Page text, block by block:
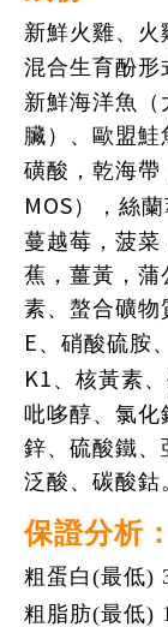
新鮮火雞、火
混合生育酚形
新鮮海洋魚
臟）、歐盟
磺酸，乾海帶
MOS ），絲
蔓越莓，菠菜
蕉，薑黃，蒲
素、螯合礦物
E 、硝酸硫胺
K1 、核黃素
吡哆醇、氯化
鋅、硫酸鐵、
泛酸、碳酸鈷
保證分析：
粗蛋白(最低)
粗脂肪(最低)